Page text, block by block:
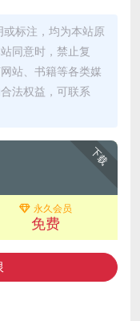
标注，均为本站原
同意时，禁止复
站、书籍等各类媒
法权益，可联系
下载
永久会员
免费